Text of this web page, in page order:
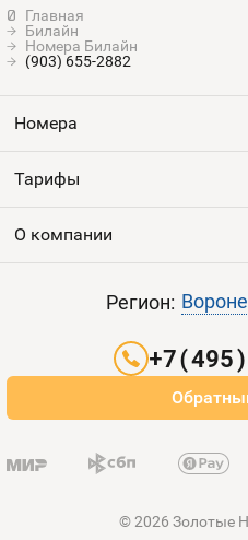
Билайн
Номера Билайн
(903) 655-2882
Номера
Все номера
Тарифы
Выгодные тарифы
О компании
Оплата и доставка
Регион:
© 2026 Золотые